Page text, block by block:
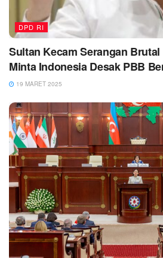
DPD RI
Sultan Kecam Serangan Brutal
Minta Indonesia Desak PBB
19 MARET 2025